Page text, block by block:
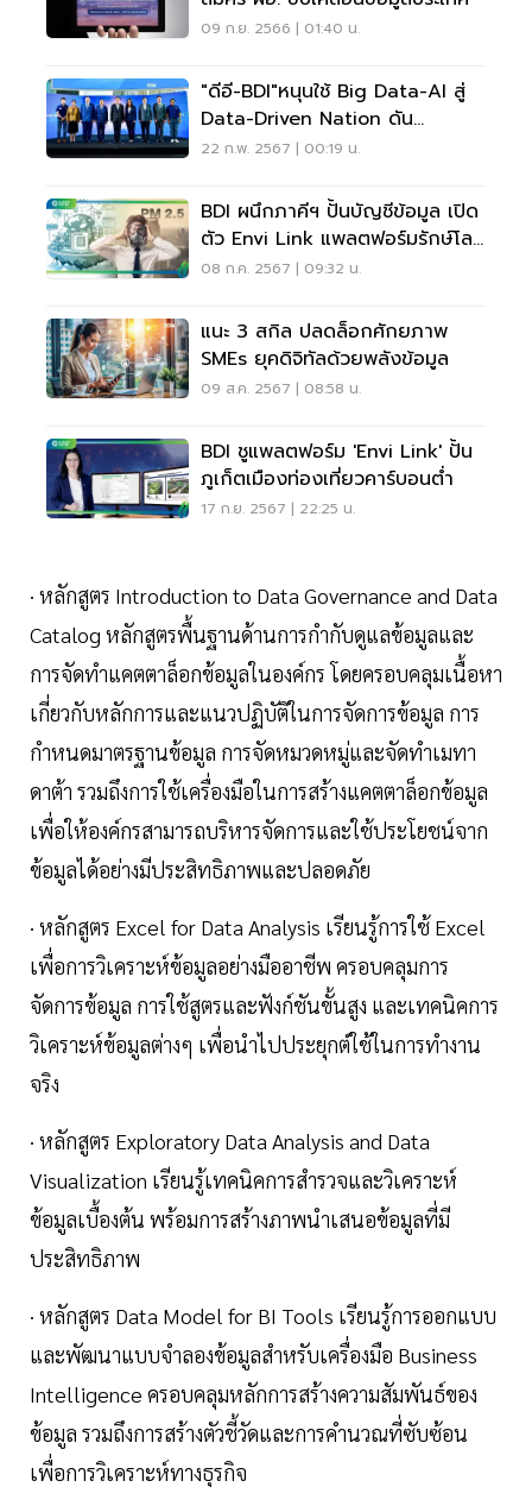
09 ก.ย. 2566 | 01:40 น.
"ดีอี-BDI"หนุนใช้ Big Data-AI สู่
Data-Driven Nation ดัน
เศรษฐกิจ 3 พันล้าน
22 ก.พ. 2567 | 00:19 น.
BDI ผนึกภาคีฯ ปั้นบัญชีข้อมูล เปิด
ตัว Envi Link แพลตฟอร์มรักษ์โลก
แก้ฝุ่นพิษ
08 ก.ค. 2567 | 09:32 น.
แนะ 3 สกิล ปลดล็อกศักยภาพ
SMEs ยุคดิจิทัลด้วยพลังข้อมูล
09 ส.ค. 2567 | 08:58 น.
BDI ชูแพลตฟอร์ม 'Envi Link' ปั้น
ภูเก็ตเมืองท่องเที่ยวคาร์บอนต่ำ
17 ก.ย. 2567 | 22:25 น.
· หลักสูตร Introduction to Data Governance and Data
Catalog หลักสูตรพื้นฐานด้านการกำกับดูแลข้อมูลและ
การจัดทำแคตตาล็อกข้อมูลในองค์กร โดยครอบคลุมเนื้อหา
เกี่ยวกับหลักการและแนวปฏิบัติในการจัดการข้อมูล การ
กำหนดมาตรฐานข้อมูล การจัดหมวดหมู่และจัดทำเมทา
ดาต้า รวมถึงการใช้เครื่องมือในการสร้างแคตตาล็อกข้อมูล
เพื่อให้องค์กรสามารถบริหารจัดการและใช้ประโยชน์จาก
ข้อมูลได้อย่างมีประสิทธิภาพและปลอดภัย
· หลักสูตร Excel for Data Analysis เรียนรู้การใช้ Excel
เพื่อการวิเคราะห์ข้อมูลอย่างมืออาชีพ ครอบคลุมการ
จัดการข้อมูล การใช้สูตรและฟังก์ชันขั้นสูง และเทคนิคการ
วิเคราะห์ข้อมูลต่างๆ เพื่อนำไปประยุกต์ใช้ในการทำงาน
จริง
· หลักสูตร Exploratory Data Analysis and Data
Visualization เรียนรู้เทคนิคการสำรวจและวิเคราะห์
ข้อมูลเบื้องต้น พร้อมการสร้างภาพนำเสนอข้อมูลที่มี
ประสิทธิภาพ
· หลักสูตร Data Model for BI Tools เรียนรู้การออกแบบ
และพัฒนาแบบจำลองข้อมูลสำหรับเครื่องมือ Business
Intelligence ครอบคลุมหลักการสร้างความสัมพันธ์ของ
ข้อมูล รวมถึงการสร้างตัวชี้วัดและการคำนวณที่ซับซ้อน
เพื่อการวิเคราะห์ทางธุรกิจ